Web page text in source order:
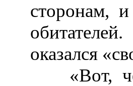
сторонам,
оказался
«Вот,